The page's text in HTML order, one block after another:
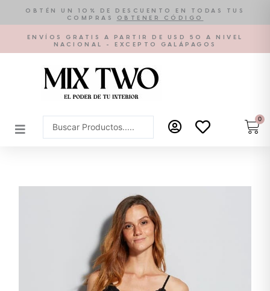
contenido
OBTÉN UN 10% DE DESCUENTO EN TODAS TUS
COMPRAS
OBTENER CÓDIGO
ENVÍOS GRATIS A PARTIR DE USD 50 A NIVEL
NACIONAL - EXCEPTO GALÁPAGOS
Search
...
0